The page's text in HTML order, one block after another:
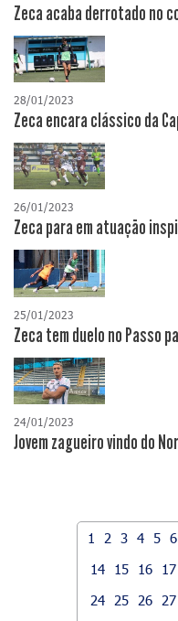
Zeca acaba derrotado no
28/01/2023
Zeca encara clássico da
26/01/2023
Zeca para em atuação
25/01/2023
Zeca tem duelo no Passo
24/01/2023
Jovem zagueiro vindo do
1 2 3 4 5 6
14
15 16 17
24
25 26 27